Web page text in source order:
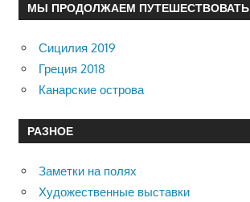
МЫ ПРОДОЛЖАЕМ ПУТЕШЕСТВОВАТЬ
Сицилия 2019
Греция 2018
Канарские острова
РАЗНОЕ
Заметки на полях
Художественные выставки